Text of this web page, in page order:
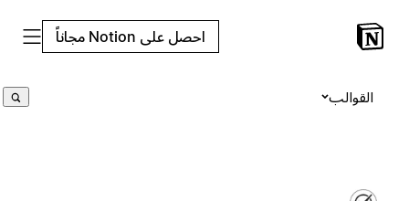
احصل على Notion مجاناً
القوالب